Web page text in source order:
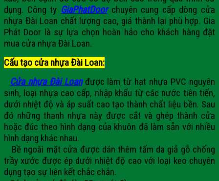
dụng. Công ty GiaPhatDoorchuyên cung cấp dòng cửa
nhựa Đài Loan chất lượng cao, giá thành lại phù hợp. Gia
Phát Door là sự lựa chọn hoàn hảo cho khách hàng đặt
mua cửa nhựa Đài Loan.
Cấu tạo cửa nhựa Đài Loan:
Cửa nhựa Đài Loanđược làm từ hạt nhựa PVC nguyên
sinh, loại nhựa cao cấp, nhập khẩu từ các nước tiên tiến,
dưới nhiệt độ và áp suất cao tạo thành chất liệu bền. Sau
đó những thanh nhựa này được cắt và ghép thành cửa
hoặc đúc theo hình dạng của khuôn đã làm sẵn với nhiều
hình dạng khác nhau.
Bề ngoài mặt cửa được dán thêm tấm da giả gỗ chống
trầy xước được ép dưới nhiệt độ cao với loại keo chuyên
dụng tạo sự liên kết chắc chắn.